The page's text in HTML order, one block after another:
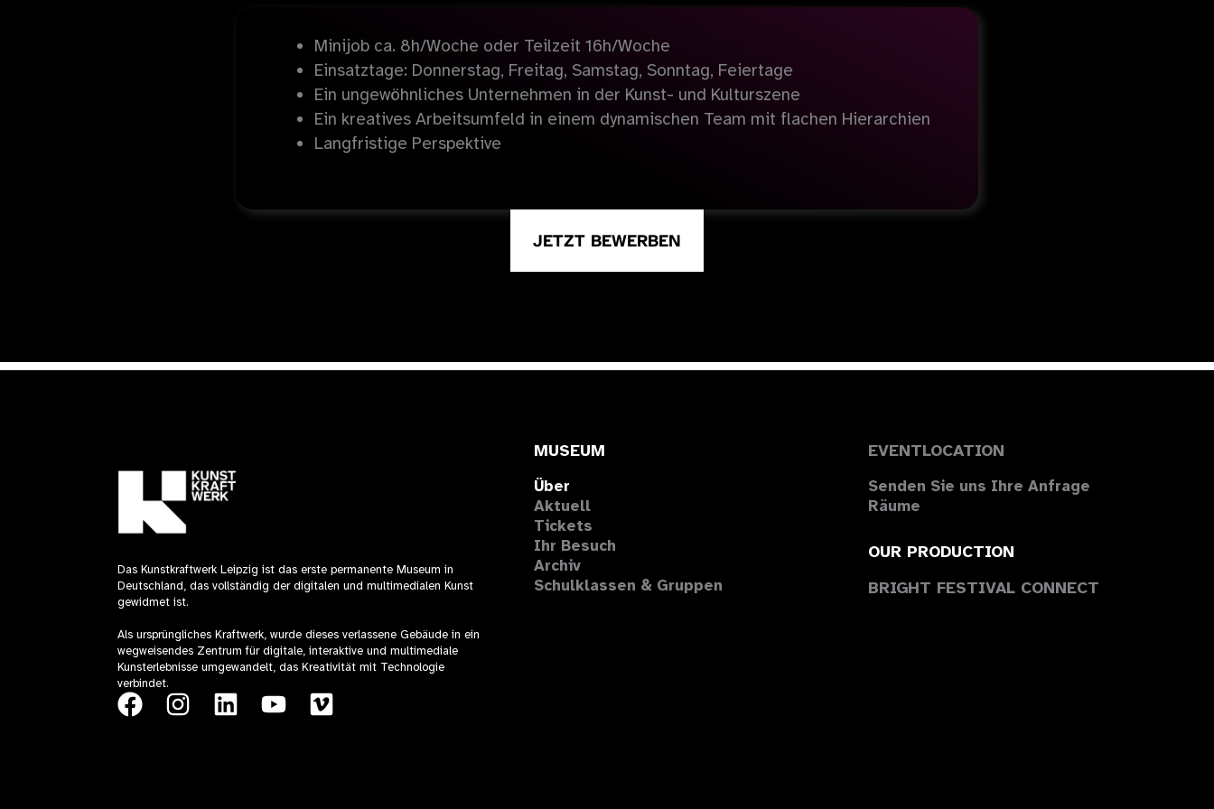
Minijob ca. 8h/Woche oder Teilzeit 16h/Woche
Einsatztage: Donnerstag, Freitag, Samstag, Sonntag, Feiertage
Ein ungewöhnliches Unternehmen in der Kunst- und Kulturszene
Ein kreatives Arbeitsumfeld in einem dynamischen Team mit flachen Hierarchien
Langfristige Perspektive
JETZT BEWERBEN
Das Kunstkraftwerk Leipzig ist das erste permanente Museum in
Deutschland, das vollständig der digitalen und multimedialen Kunst
gewidmet ist.
Als ursprüngliches Kraftwerk, wurde dieses verlassene Gebäude in ein
wegweisendes Zentrum für digitale, interaktive und multimediale
Kunsterlebnisse umgewandelt, das Kreativität mit Technologie
verbindet.
F
I
L
Y
V
MUSEUM
Über
Aktuell
Tickets
Ihr Besuch
Archiv
Schulklassen & Gruppen
EVENTLOCATION
Senden Sie uns Ihre Anfrage
Räume
OUR PRODUCTION
BRIGHT FESTIVAL CONNECT